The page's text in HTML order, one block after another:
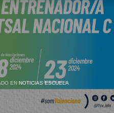
EN NOTICIAS ESCUELA